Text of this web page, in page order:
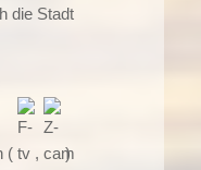
die Stadt
( ,
)